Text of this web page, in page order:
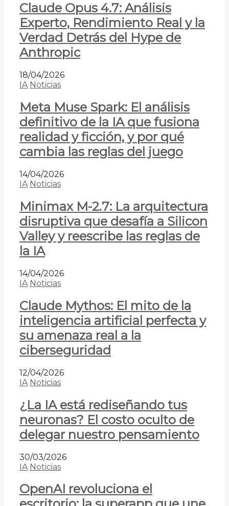
Claude Opus 4.7: Análisis
Experto, Rendimiento Real y la
Verdad Detrás del Hype de
Anthropic
18/04/2026
IA Noticias
Meta Muse Spark: El análisis
definitivo de la IA que fusiona
realidad y ficción, y por qué
cambia las reglas del juego
14/04/2026
IA Noticias
Minimax M-2.7: La arquitectura
disruptiva que desafía a Silicon
Valley y reescribe las reglas de
la IA
14/04/2026
IA Noticias
Claude Mythos: El mito de la
inteligencia artificial perfecta y
su amenaza real a la
ciberseguridad
12/04/2026
IA Noticias
¿La IA está rediseñando tus
neuronas? El costo oculto de
delegar nuestro pensamiento
30/03/2026
IA Noticias
OpenAI revoluciona el